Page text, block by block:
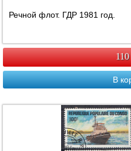
Речной флот. ГДР 1981 год.
В